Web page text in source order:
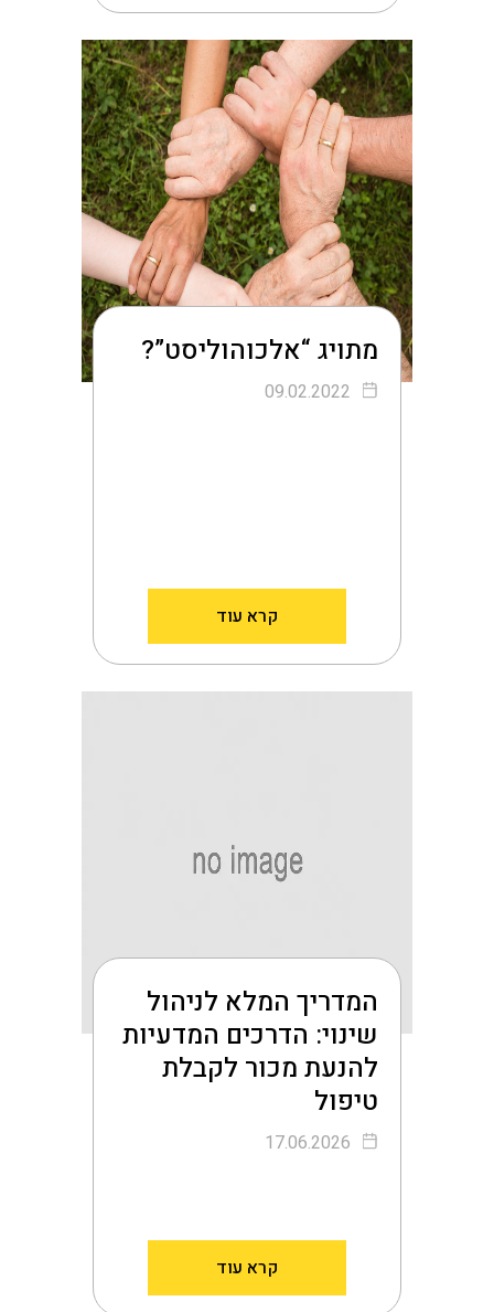
מתויג “אלכוהוליסט”?
09.02.2022
קרא עוד
המדריך המלא לניהול
שינוי: הדרכים המדעיות
להנעת מכור לקבלת
טיפול
17.06.2026
קרא עוד